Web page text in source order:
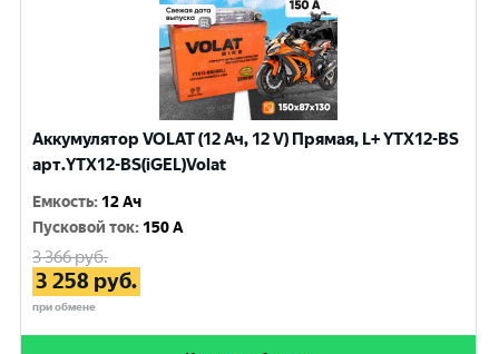
Аккумулятор VOLAT (12 Ач, 12 V) Прямая, L+ YTX12-BS
арт.YTX12-BS(iGEL)Volat
Емкость: 12 Ач
Пусковой ток: 150 A
3 366руб.
3 258 руб.
при обмене